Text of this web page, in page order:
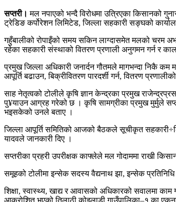
सप्तरी। मल नपाएको भन्दै विरोधमा उत्रिएका किसानको
ट्रेडिङ कर्पोरेशन लिमिटेड, जिल्ला सहकारी सङ्घको
गहुँबालीको रोपाइँको समय सकिन लाग्दासमेत मलको चरम
रहेका सहकारी संस्थाको वितरण प्रणाली अनुगमन गर्न र
प्रमुख जिल्ला अधिकारी जनार्दन गौतमले मागभन्दा निकै
आपूर्ति बढाउन, बिक्रीवितरण पारदर्शी गर्न, वितरण
साह नेतृत्वको टोलीले कृषि ज्ञान केन्द्रका प्रमुख
पु¥याउन आग्रह गरेको छ । कृषि सामग्रीका प्रमुख मुर्मुले
भइसकेको उनले बताए ।
जिल्ला आपूर्ति समितिको आजको बैठकले सूचीकृत
यादवले जानकारी दिए ।
सप्तरीका प्रहरी उपरीक्षक काफ्लेले मल गोदाममा राखी
समूहको टोलीमा इन्सेक सदस्य वैद्यनाथ झा, इन्सेक
शिक्षा, स्वास्थ्य, खाद्य र आवासको अधिकारको सवालमा
आक्रोशित भएको तिलाठी कोइलाडी गाउँपालिका–१ का